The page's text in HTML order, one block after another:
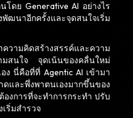
ดย Generative AI อย่างไร
นาอีกครั้งและจุดสนใจเริ่ม
วามคิดสร้างสรรค์และความ
มสนใจ จุดเน้นของคลื่นใหม่
ง นี่คือที่ที่ Agentic AI เข้ามา
ละพึ่งพาตนเองมากขึ้นของ
งการที่จะทำการกระทำ ปรับ
ริ่มสำรวจ